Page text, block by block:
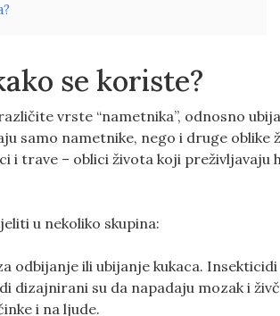
se koriste?
vrste “nametnika”, odnosno
samo nametnike, nego i druge
i trave – oblici života koji preživljavaju
u nekoliko skupina:
odbijanje ili ubijanje kukaca.
dizajnirani su da napadaju mozak i
i na ljude.